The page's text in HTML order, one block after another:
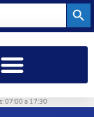
07:00 a 17:30